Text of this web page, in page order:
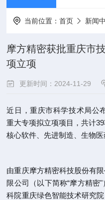
当前位置：首页 新闻
摩方精密获批重庆市
项立项
更新时间：2024-11-29
近日，重庆市科学技术局公
重大专项拟立项项目，共计
核心软件、先进制造、生物
由重庆摩方精密科技股份有
限公司（以下简称“摩方精密
科院重庆绿色智能技术研究